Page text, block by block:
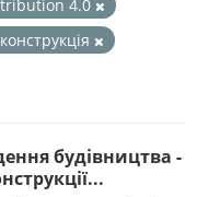
4.0
будівництва -